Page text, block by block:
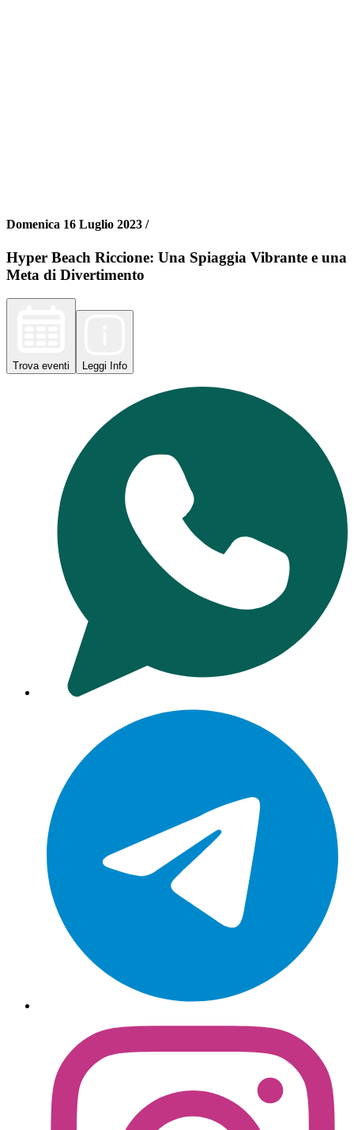
Domenica 16 Luglio 2023 /
Hyper Beach Riccione: Una Spiaggia Vibrante e una
Meta di Divertimento
Trova eventi Leggi Info